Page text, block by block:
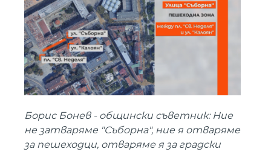
Борис Бонев - общински съветник: Ние
не затваряме "Съборна", ние я отваряме
за пешеходци, отваряме я за градски